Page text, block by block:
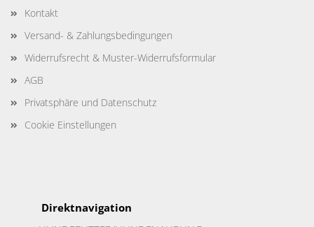
Kontakt
Versand- & Zahlungsbedingungen
Widerrufsrecht & Muster-Widerrufsformular
AGB
Privatsphäre und Datenschutz
Cookie Einstellungen
Direktnavigation